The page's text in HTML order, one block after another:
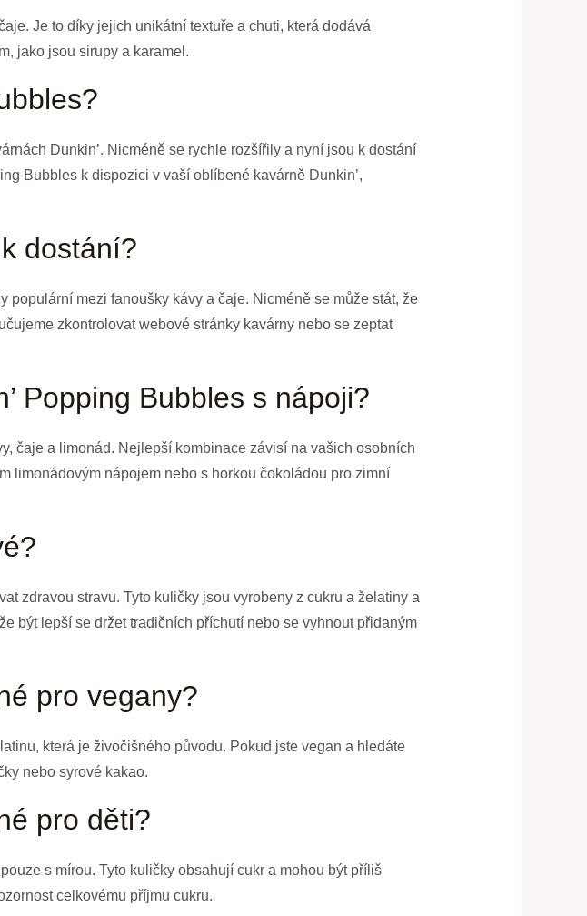
Je to díky jejich unikátní textuře a chuti, která dodává
jako jsou sirupy a karamel.
Dunkin’. Nicméně se rychle rozšířily a nyní jsou k dostání
Bubbles k dispozici v vaší oblíbené kavárně Dunkin’,
dostání?
populární mezi fanoušky kávy a čaje. Nicméně se může stát, že
zkontrolovat webové stránky kavárny nebo se zeptat
Popping Bubbles s nápoji?
čaje a limonád. Nejlepší kombinace závisí na vašich osobních
limonádovým nápojem nebo s horkou čokoládou pro zimní
zdravou stravu. Tyto kuličky jsou vyrobeny z cukru a želatiny a
být lepší se držet tradičních příchutí nebo se vyhnout přidaným
pro vegany?
která je živočišného původu. Pokud jste vegan a hledáte
nebo syrové kakao.
pro děti?
s mírou. Tyto kuličky obsahují cukr a mohou být příliš
celkovému příjmu cukru.